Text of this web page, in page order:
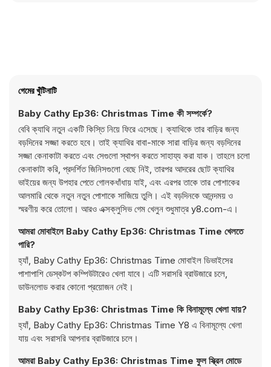
গেমের খুঁটিনাটি
Baby Cathy Ep36: Christmas Time কী সম্পর্কে?
বেবি ক্যাথি নতুন একটি কিস্তি নিয়ে ফিরে এসেছে। ক্যাথিকে তার বাড়ির জন্য
বড়দিনের সজ্জা করতে হবে। তাই ক্যাথির বাবা-মাকে সারা বাড়ির জন্য বড়দিনের
সজ্জা কেনাকাটা করতে এবং সেগুলো স্থাপন করতে সাহায্য করা যাক। তাহলে চলো
কেনাকাটা করি, প্রদর্শিত জিনিসগুলো বেছে নিই, তারপর আদরের ছোট ক্যাথির
ভাইয়ের জন্য উপহার পেতে গোলকধাঁধায় যাই, এবং এরপর তাকে তার পোশাকের
আলমারি থেকে নতুন নতুন পোশাকে সাজিয়ে তুলি। এই বড়দিনকে আনন্দময় ও
স্মরণীয় করে তোলো। আরও এক্সক্লুসিভ গেম খেলুন শুধুমাত্র y8.com-এ।
আমরা মোবাইলে Baby Cathy Ep36: Christmas Time খেলতে
পারি?
হ্যাঁ, Baby Cathy Ep36: Christmas Time মোবাইল ডিভাইসের
পাশাপাশি ডেস্কটপ কম্পিউটারেও খেলা যাবে। এটি সরাসরি ব্রাউজারে চলে,
ডাউনলোড করার কোনো প্রয়োজন নেই।
Baby Cathy Ep36: Christmas Time কি বিনামূল্যে খেলা যায়?
হ্যাঁ, Baby Cathy Ep36: Christmas Time Y8 এ বিনামূল্যে খেলা
যায় এবং সরাসরি আপনার ব্রাউজারে চলে।
আমরা Baby Cathy Ep36: Christmas Time ফুল স্ক্রিন মোডে